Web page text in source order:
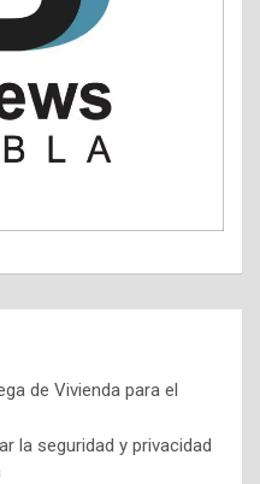
de Vivienda para el
la seguridad y privacidad